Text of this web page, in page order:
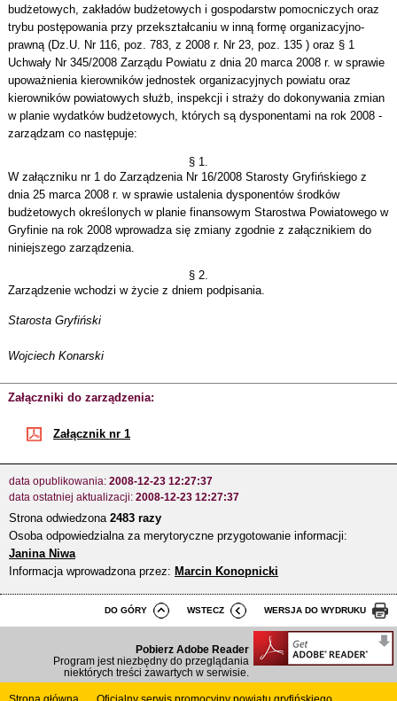
budżetowych, zakładów budżetowych i gospodarstw pomocniczych oraz
trybu postępowania przy przekształcaniu w inną formę organizacyjno-
prawną (Dz.U. Nr 116, poz. 783, z 2008 r. Nr 23, poz. 135 ) oraz § 1
Uchwały Nr 345/2008 Zarządu Powiatu z dnia 20 marca 2008 r. w sprawie
upoważnienia kierowników jednostek organizacyjnych powiatu oraz
kierowników powiatowych służb, inspekcji i straży do dokonywania zmian
w planie wydatków budżetowych, których są dysponentami na rok 2008 -
zarządzam co następuje:
§ 1.
W załączniku nr 1 do Zarządzenia Nr 16/2008 Starosty Gryfińskiego z
dnia 25 marca 2008 r. w sprawie ustalenia dysponentów środków
budżetowych określonych w planie finansowym Starostwa Powiatowego w
Gryfinie na rok 2008 wprowadza się zmiany zgodnie z załącznikiem do
niniejszego zarządzenia.
§ 2.
Zarządzenie wchodzi w życie z dniem podpisania.
Starosta Gryfiński
Wojciech Konarski
Załączniki do zarządzenia:
Załącznik nr 1
data opublikowania: 2008-12-23 12:27:37
data ostatniej aktualizacji: 2008-12-23 12:27:37
Strona odwiedzona 2483 razy
Osoba odpowiedzialna za merytoryczne przygotowanie informacji:
Janina Niwa
Informacja wprowadzona przez: Marcin Konopnicki
DO GÓRY WSTECZ WERSJA DO WYDRUKU
Pobierz Adobe Reader
Program jest niezbędny do przeglądania
niektórych treści zawartych w serwisie.